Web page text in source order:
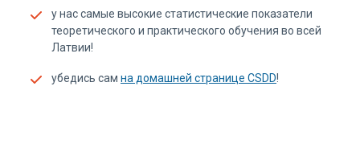
у нас самые высокие статистические показатели
теоретического и практического обучения во всей
Латвии!
убедись сам на домашней странице CSDD!